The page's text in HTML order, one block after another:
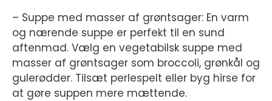
– Suppe med masser af grøntsager: En varm
og nærende suppe er perfekt til en sund
aftenmad. Vælg en vegetabilsk suppe med
masser af grøntsager som broccoli, grønkål og
gulerødder. Tilsæt perlespelt eller byg hirse for
at gøre suppen mere mættende.